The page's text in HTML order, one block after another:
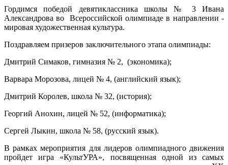
Гордимся победой девятиклассника школы № 3 Ивана
Александрова во Всероссийской олимпиаде в направлении -
мировая художественная культура.
Поздравляем призеров заключительного этапа олимпиады:
Дмитрий Симаков, гимназия № 2, (экономика);
Варвара Морозова, лицей № 4, (английский язык);
Дмитрий Королев, школа № 32, (история);
Георгий Анохин, лицей № 52, (информатика);
Сергей Лыкин, школа № 58, (русский язык).
В рамках мероприятия для лидеров олимпиадного движения
пройдет игра «КультУРА», посвященная одной из самых